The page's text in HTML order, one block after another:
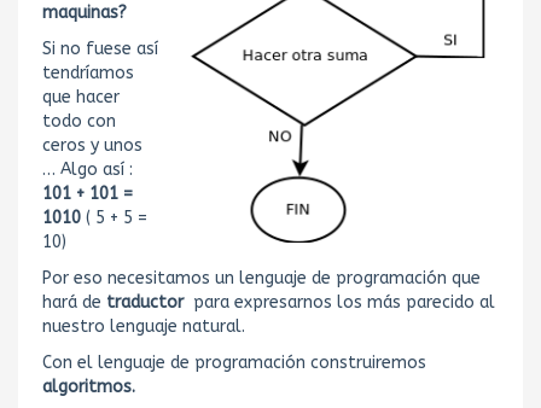
maquinas?
Si no fuese así
tendríamos
que hacer
todo con
ceros y unos
… Algo así :
101 + 101 =
1010 ( 5 + 5 =
10)
Por eso necesitamos un lenguaje de programación que
hará de traductor para expresarnos los más parecido al
nuestro lenguaje natural.
Con el lenguaje de programación construiremos
algoritmos.